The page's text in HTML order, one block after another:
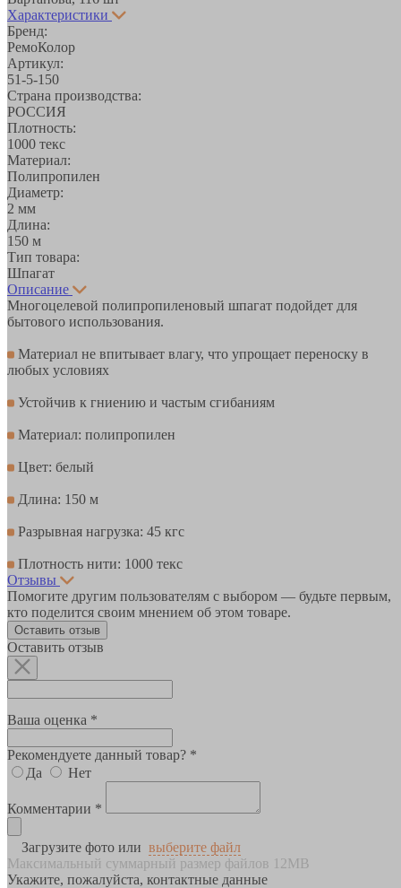
Характеристики
Бренд:
РемоКолор
Артикул:
51-5-150
Страна производства:
РОССИЯ
Плотность:
1000 текс
Материал:
Полипропилен
Диаметр:
2 мм
Длина:
150 м
Тип товара:
Шпагат
Описание
Многоцелевой полипропиленовый шпагат подойдет для
бытового использования.
Материал не впитывает влагу, что упрощает переноску в
любых условиях
Устойчив к гниению и частым сгибаниям
Материал: полипропилен
Цвет: белый
Длина: 150 м
Разрывная нагрузка: 45 кгс
Плотность нити: 1000 текс
Отзывы
Помогите другим пользователям с выбором — будьте первым,
кто поделится своим мнением об этом товаре.
Оставить отзыв
Оставить отзыв
Ваша оценка *
Рекомендуете данный товар? *
Да
Нет
Комментарии *
Загрузите фото или выберите файл
Максимальный суммарный размер файлов 12MB
Укажите, пожалуйста, контактные данные